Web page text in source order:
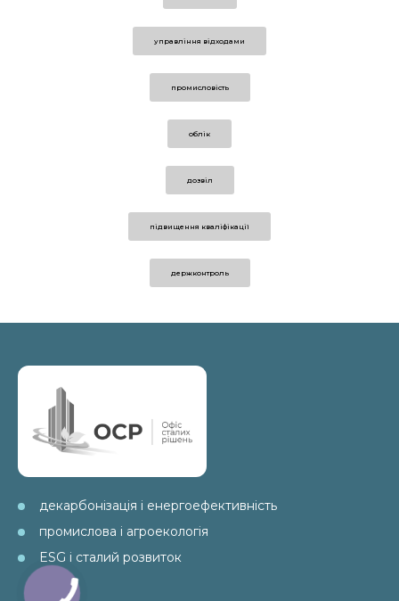
управління відходами
промисловість
облік
дозвіл
підвищення кваліфікації
держконтроль
декарбонізація і енергоефективність
промислова і агроекологія
ESG і сталий розвиток